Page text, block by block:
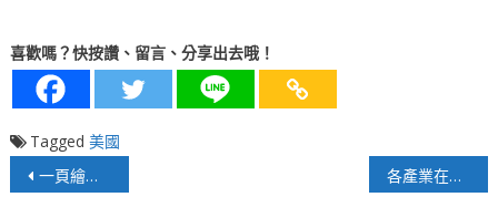
喜歡嗎？快按讚、留言、分享出去哦！
Tagged 美國
文一頁繪本，守護一個世代的健康想像 各產業在二○二五年所面臨的挑戰與機遇